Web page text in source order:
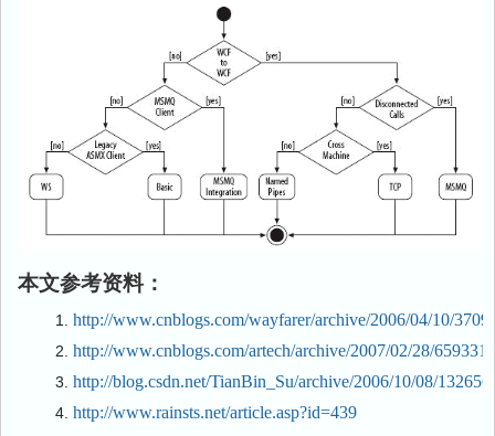
本文参考资料：
http://www.cnblogs.com/wayfarer/archive/2006/04/10/
http://www.cnblogs.com/artech/archive/2007/02/28/
http://blog.csdn.net/TianBin_Su/archive/2006/10/08/
http://www.rainsts.net/article.asp?id=439